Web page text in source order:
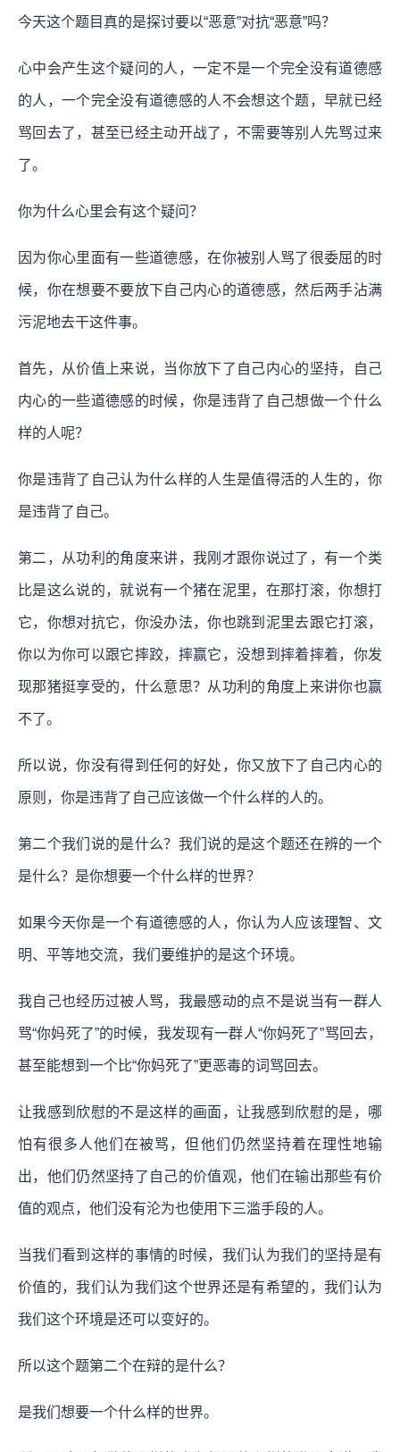
今天这个题目真的是探讨要以“恶意”对抗“恶意”吗？
心中会产生这个疑问的人，一定不是一个完全没有道德感
的人，一个完全没有道德感的人不会想这个题，早就已经
骂回去了，甚至已经主动开战了，不需要等别人先骂过来
了。
你为什么心里会有这个疑问？
因为你心里面有一些道德感，在你被别人骂了很委屈的时
候，你在想要不要放下自己内心的道德感，然后两手沾满
污泥地去干这件事。
首先，从价值上来说，当你放下了自己内心的坚持，自己
内心的一些道德感的时候，你是违背了自己想做一个什么
样的人呢？
你是违背了自己认为什么样的人生是值得活的人生的，你
是违背了自己。
第二，从功利的角度来讲，我刚才跟你说过了，有一个类
比是这么说的，就说有一个猪在泥里，在那打滚，你想打
它，你想对抗它，你没办法，你也跳到泥里去跟它打滚，
你以为你可以跟它摔跤，摔赢它，没想到摔着摔着，你发
现那猪挺享受的，什么意思？从功利的角度上来讲你也赢
不了。
所以说，你没有得到任何的好处，你又放下了自己内心的
原则，你是违背了自己应该做一个什么样的人的。
第二个我们说的是什么？我们说的是这个题还在辨的一个
是什么？是你想要一个什么样的世界？
如果今天你是一个有道德感的人，你认为人应该理智、文
明、平等地交流，我们要维护的是这个环境。
我自己也经历过被人骂，我最感动的点不是说当有一群人
骂“你妈死了”的时候，我发现有一群人“你妈死了”骂回去，
甚至能想到一个比“你妈死了”更恶毒的词骂回去。
让我感到欣慰的不是这样的画面，让我感到欣慰的是，哪
怕有很多人他们在被骂，但他们仍然坚持着在理性地输
出，他们仍然坚持了自己的价值观，他们在输出那些有价
值的观点，他们没有沦为也使用下三滥手段的人。
当我们看到这样的事情的时候，我们认为我们的坚持是有
价值的，我们认为我们这个世界还是有希望的，我们认为
我们这个环境是还可以变好的。
所以这个题第二个在辩的是什么？
是我们想要一个什么样的世界。